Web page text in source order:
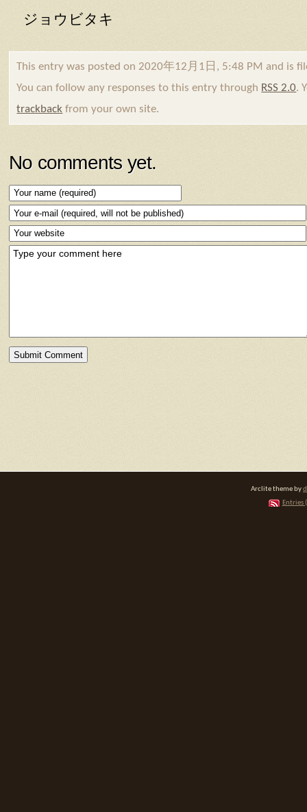
ジョウビタキ
This entry was posted on 2020年12月1日, 5:48 PM and is
You can follow any responses to this entry through RSS 2.0.
trackback from your own site.
No comments yet.
Arclite theme by
Entries